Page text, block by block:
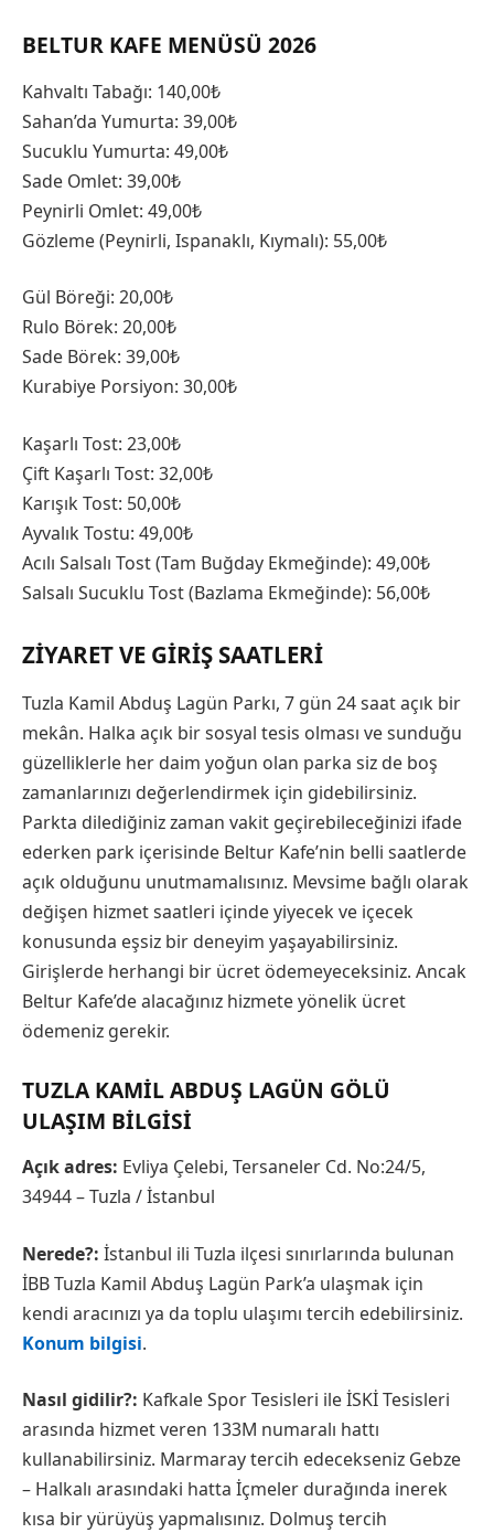
BELTUR KAFE MENÜSÜ 2026
Kahvaltı Tabağı: 140,00₺
Sahan’da Yumurta: 39,00₺
Sucuklu Yumurta: 49,00₺
Sade Omlet: 39,00₺
Peynirli Omlet: 49,00₺
Gözleme (Peynirli, Ispanaklı, Kıymalı): 55,00₺
Gül Böreği: 20,00₺
Rulo Börek: 20,00₺
Sade Börek: 39,00₺
Kurabiye Porsiyon: 30,00₺
Kaşarlı Tost: 23,00₺
Çift Kaşarlı Tost: 32,00₺
Karışık Tost: 50,00₺
Ayvalık Tostu: 49,00₺
Acılı Salsalı Tost (Tam Buğday Ekmeğinde): 49,00₺
Salsalı Sucuklu Tost (Bazlama Ekmeğinde): 56,00₺
ZIYARET VE GIRIŞ SAATLERI
Tuzla Kamil Abduş Lagün Parkı, 7 gün 24 saat açık bir
mekân. Halka açık bir sosyal tesis olması ve sunduğu
güzelliklerle her daim yoğun olan parka siz de boş
zamanlarınızı değerlendirmek için gidebilirsiniz.
Parkta dilediğiniz zaman vakit geçirebileceğinizi ifade
ederken park içerisinde Beltur Kafe’nin belli saatlerde
açık olduğunu unutmamalısınız. Mevsime bağlı olarak
değişen hizmet saatleri içinde yiyecek ve içecek
konusunda eşsiz bir deneyim yaşayabilirsiniz.
Girişlerde herhangi bir ücret ödemeyeceksiniz. Ancak
Beltur Kafe’de alacağınız hizmete yönelik ücret
ödemeniz gerekir.
TUZLA KAMIL ABDUŞ LAGÜN GÖLÜ
ULAŞIM BILGISI
Açık adres: Evliya Çelebi, Tersaneler Cd. No:24/5,
34944 – Tuzla / İstanbul
Nerede?: İstanbul ili Tuzla ilçesi sınırlarında bulunan
İBB Tuzla Kamil Abduş Lagün Park’a ulaşmak için
kendi aracınızı ya da toplu ulaşımı tercih edebilirsiniz.
Konum bilgisi.
Nasıl gidilir?: Kafkale Spor Tesisleri ile İSKİ Tesisleri
arasında hizmet veren 133M numaralı hattı
kullanabilirsiniz. Marmaray tercih edecekseniz Gebze
– Halkalı arasındaki hatta İçmeler durağında inerek
kısa bir yürüyüş yapmalısınız. Dolmuş tercih